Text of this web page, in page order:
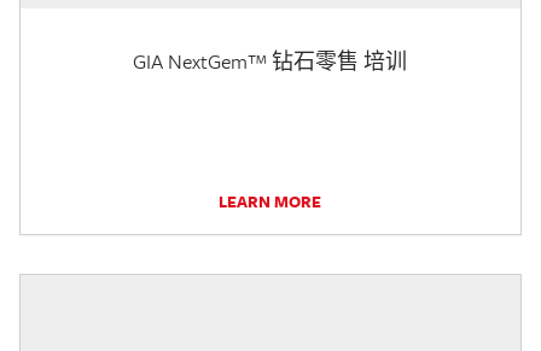
GIA NextGem™ 钻石零售 培训
LEARN MORE